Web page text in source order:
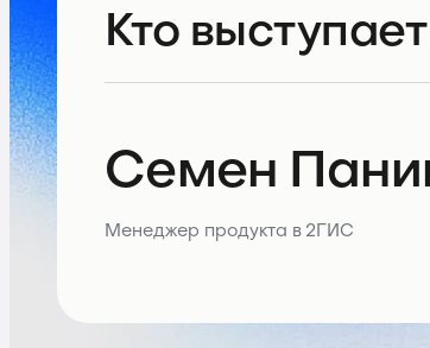
Кто выступает
Семен
Менеджер продукта в 2ГИС